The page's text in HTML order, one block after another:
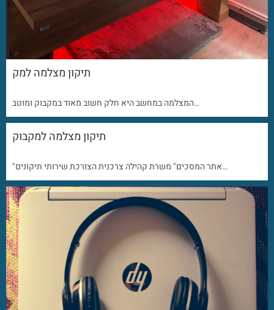
תיקון מצלמה למק
המצלמה במחשב היא חלק חשוב מאוד במקבוק ומוטב…
תיקון מצלמה למקבוק
"אתר המסכים" משרת קהילה צרכנית הצורכת שירותי תיקונים…